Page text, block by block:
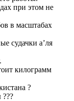
при этом не
в масштабах
судачки а’ля
килограмм
?
???